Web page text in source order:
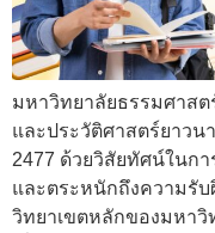
มหาวิทยาลัยธรรมศาสต
และประวัติศาสตร์ยาวน
2477 ด้วยวิสัยทัศน์ใน
และตระหนักถึงความรั
วิทยาเขตหลักของมหา